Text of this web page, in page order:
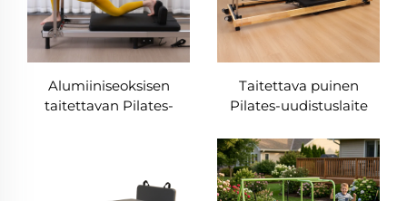
Alumiiniseoksisen
taitettavan Pilates-
Taitettava puinen
Pilates-uudistuslaite